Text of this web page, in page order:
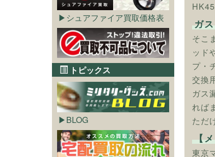
ガ
そこ
ッド
プ・
交換
ガス
れば
ただ
【
東京
シュアファイア買取価格表
トピックス
BLOG